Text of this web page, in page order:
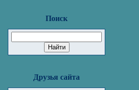
Поиск
Друзья сайта